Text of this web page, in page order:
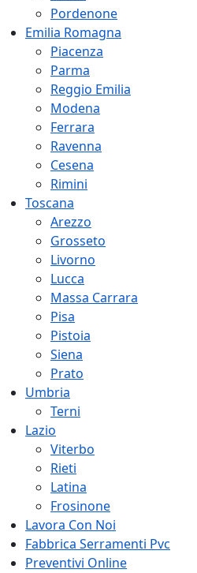
Pordenone
Emilia Romagna
Piacenza
Parma
Reggio Emilia
Modena
Ferrara
Ravenna
Cesena
Rimini
Toscana
Arezzo
Grosseto
Livorno
Lucca
Massa Carrara
Pisa
Pistoia
Siena
Prato
Umbria
Terni
Lazio
Viterbo
Rieti
Latina
Frosinone
Lavora Con Noi
Fabbrica Serramenti Pvc
Preventivi Online